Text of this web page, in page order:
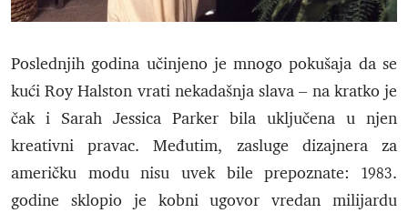
Poslednjih godina učinjeno je mnogo pokušaja da se
kući Roy Halston vrati nekadašnja slava – na kratko je
čak i Sarah Jessica Parker bila uključena u njen
kreativni pravac. Međutim, zasluge dizajnera za
američku modu nisu uvek bile prepoznate: 1983.
godine sklopio je kobni ugovor vredan milijardu